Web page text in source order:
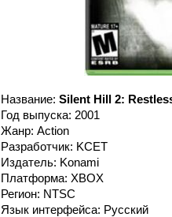
Название: Silent Hill 2:
Год выпуска: 2001
Жанр: Action
Разработчик: KCET
Издатель: Konami
Платформа: XBOX
Регион: NTSC
Язык интерфейса: Русский